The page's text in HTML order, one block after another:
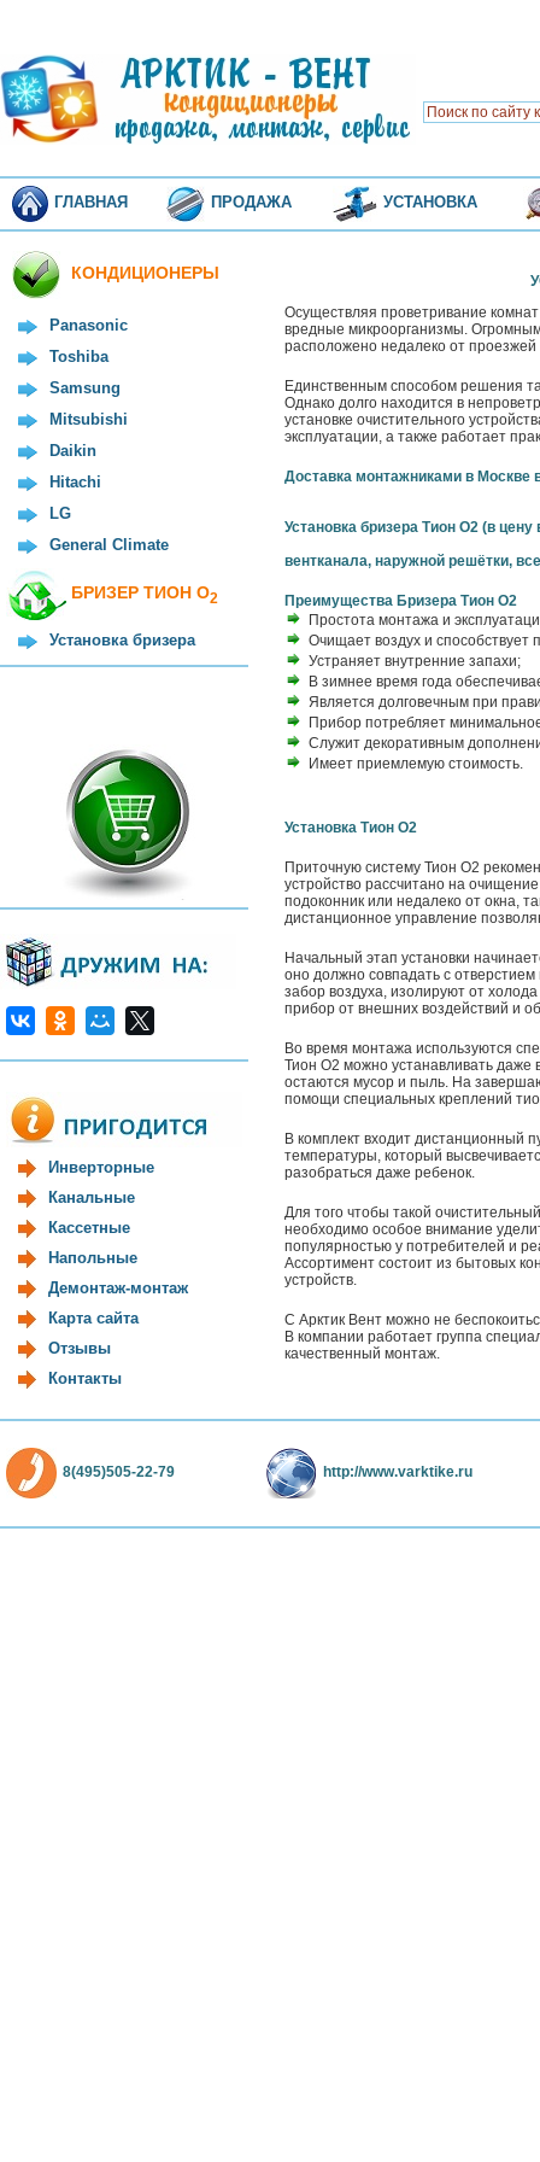
ГЛАВНАЯ ПРОДАЖА УСТАНОВКА
КОНДИЦИОНЕРЫ
Panasonic
Toshiba
Samsung
Mitsubishi
Daikin
Hitachi
LG
General Climate
БРИЗЕР ТИОН О2
Установка бризера
Инверторные
Канальные
Кассетные
Напольные
Демонтаж-монтаж
Карта сайта
Отзывы
Контакты
Осуществляя проветривание
вредные микроорганизмы.
расположено недалеко от
Единственным способом решения
Однако долго находится в
установке очистительного
эксплуатации, а также работает
Доставка монтажниками в Москве
Установка бризера Тион О2 (в
вентканала, наружной решётки,
Преимущества Бризера Тион О2
Простота монтажа и
Очищает воздух и способствует
Устраняет внутренние запахи;
В зимнее время года
Является долговечным при
Прибор потребляет минимальное
Служит декоративным
Имеет приемлемую стоимость.
Установка Тион О2
Приточную систему Тион О2
устройство рассчитано на
подоконник или недалеко от окна,
дистанционное управление
Начальный этап установки
оно должно совпадать с
забор воздуха, изолируют от
прибор от внешних воздействий и
Во время монтажа используются
Тион О2 можно устанавливать даже
остаются мусор и пыль. На
помощи специальных креплений
В комплект входит дистанционный
температуры, который
разобраться даже ребенок.
Для того чтобы такой
необходимо особое внимание
популярностью у потребителей и
Ассортимент состоит из бытовых
устройств.
С Арктик Вент можно не
В компании работает группа
качественный монтаж.
8(495)505-22-79 http://www.varktike.ru